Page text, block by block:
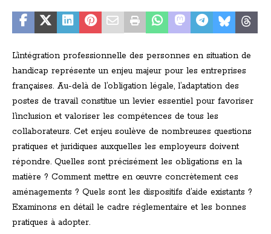
L’intégration professionnelle des personnes en situation de
handicap représente un enjeu majeur pour les entreprises
françaises. Au-delà de l’obligation légale, l’adaptation des
postes de travail constitue un levier essentiel pour favoriser
l’inclusion et valoriser les compétences de tous les
collaborateurs. Cet enjeu soulève de nombreuses questions
pratiques et juridiques auxquelles les employeurs doivent
répondre. Quelles sont précisément les obligations en la
matière ? Comment mettre en œuvre concrètement ces
aménagements ? Quels sont les dispositifs d’aide existants ?
Examinons en détail le cadre réglementaire et les bonnes
pratiques à adopter.